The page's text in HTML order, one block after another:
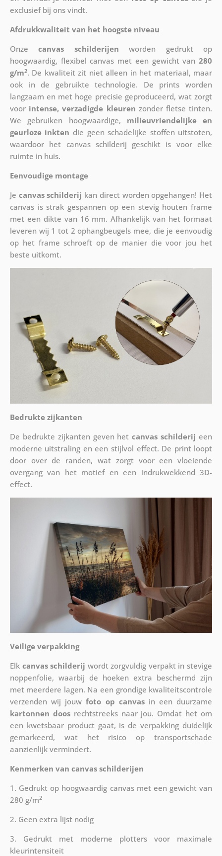
exclusief bij ons vindt.
Afdrukkwaliteit van het hoogste niveau
Onzecanvas schilderijen worden gedrukt op
hoogwaardig, flexibel canvas met een gewicht van280
g/m2. De kwaliteit zit niet alleen in het materiaal, maar
ook in de gebruikte technologie. De prints worden
langzaam en met hoge precisie geproduceerd, wat zorgt
voor intense, verzadigde kleuren zonder fletse tinten.
We gebruiken hoogwaardige, milieuvriendelijke en
geurloze inkten die geen schadelijke stoffen uitstoten,
waardoor het canvas schilderij geschikt is voor elke
ruimte in huis.
Eenvoudige montage
Je canvas schilderij kan direct worden opgehangen! Het
canvas is strak gespannen op een stevig houten frame
met een dikte van 16 mm. Afhankelijk van het formaat
leveren wij 1 tot 2 ophangbeugels mee, die je eenvoudig
op het frame schroeft op de manier die voor jou het
beste uitkomt.
Bedrukte zijkanten
De bedrukte zijkanten geven hetcanvas schilderij een
moderne uitstraling en een stijlvol effect. De print loopt
door over de randen, wat zorgt voor een vloeiende
overgang van het motief en een indrukwekkend 3D-
effect.
Veilige verpakking
Elk canvas schilderij wordt zorgvuldig verpakt in stevige
noppenfolie, waarbij de hoeken extra beschermd zijn
met meerdere lagen. Na een grondige kwaliteitscontrole
verzenden wij jouwfoto op canvasin een duurzame
kartonnen doosrechtstreeks naar jou. Omdat het om
een kwetsbaar product gaat, is de verpakking duidelijk
gemarkeerd, wat het risico op transportschade
aanzienlijk vermindert.
Kenmerken van canvas schilderijen
1. Gedrukt op hoogwaardig canvas met een gewicht van
280 g/m2
2. Geen extra lijst nodig
3. Gedrukt met moderne plotters voor maximale
kleurintensiteit